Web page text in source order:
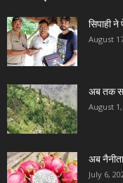
सिपाही ने
August
अब तक
August
अब
July 6,